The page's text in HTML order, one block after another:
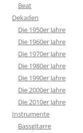
Beat
Dekaden
Die 1950er Jahre
Die 1960er Jahre
Die 1970er Jahre
Die 1980er Jahre
Die 1990er Jahre
Die 2000er Jahre
Die 2010er Jahre
Instrumente
Bassgitarre